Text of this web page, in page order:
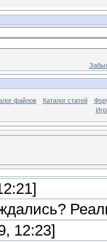
файлов Каталог статей
12:23]